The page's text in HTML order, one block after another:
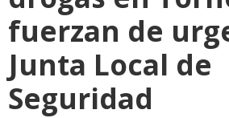
fuerzan de
Junta Local de
Seguridad